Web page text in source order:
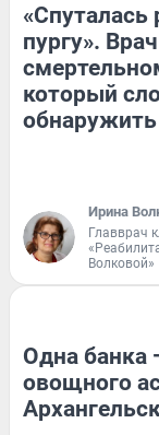
«Спуталась
пургу».
который
обнаружить
Ирина
Главврач
Волковой»
Одна банка
овощного